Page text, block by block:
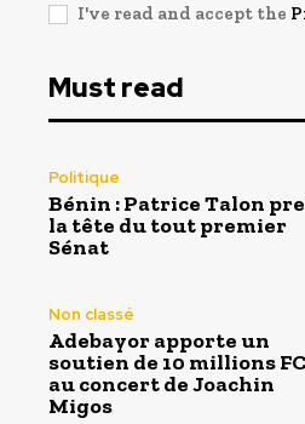
I've read and accept the
Must read
Politique
Bénin : Patrice Talon
la tête du tout premier
Sénat
Non classé
Adebayor apporte un
soutien de 10 millions
au concert de Joachin
Migos